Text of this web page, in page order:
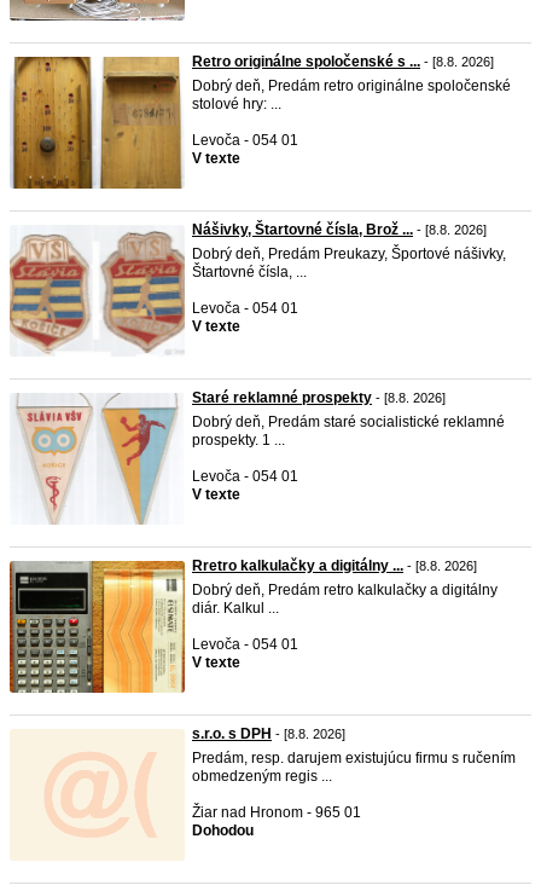
Retro originálne spoločenské s ... - [8.8. 2026]
Dobrý deň, Predám retro originálne spoločenské
stolové hry: ...
Levoča - 054 01
V texte
Nášivky, Štartovné čísla, Brož ... - [8.8. 2026]
Dobrý deň, Predám Preukazy, Športové nášivky,
Štartovné čísla, ...
Levoča - 054 01
V texte
Staré reklamné prospekty - [8.8. 2026]
Dobrý deň, Predám staré socialistické reklamné
prospekty. 1 ...
Levoča - 054 01
V texte
Rretro kalkulačky a digitálny ... - [8.8. 2026]
Dobrý deň, Predám retro kalkulačky a digitálny
diár. Kalkul ...
Levoča - 054 01
V texte
s.r.o. s DPH - [8.8. 2026]
Predám, resp. darujem existujúcu firmu s ručením
obmedzeným regis ...
Žiar nad Hronom - 965 01
Dohodou